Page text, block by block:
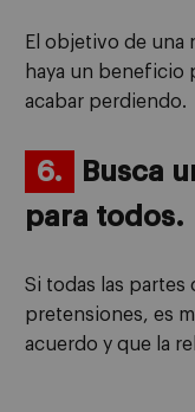
El objetivo de una
haya un beneficio
acabar perdiendo.
6.
Busca
para todos.
Si todas las partes
pretensiones, es
acuerdo y que la